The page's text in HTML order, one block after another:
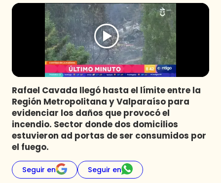
Rafael Cavada llegó hasta el límite entre la
Región Metropolitana y Valparaíso para
evidenciar los daños que provocó el
incendio. Sector donde dos domicilios
estuvieron ad portas de ser consumidos por
el fuego.
Seguir en Seguir en
Programas
Club De La Comedia
Contigo en Directo
Plan Perfecto
El Tiempo
Sabingo
Todos Los Programas